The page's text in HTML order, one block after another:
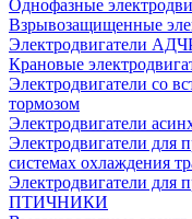
Однофазные
Взрывозащищенные
Электродвигатели
Крановые
Электродвигатели со
тормозом
Электродвигатели
Электродвигатели для
системах охлаждения
Электродвигатели для
ПТИЧНИКИ